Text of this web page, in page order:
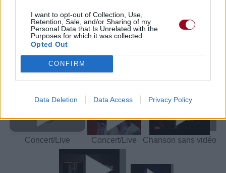
I want to opt-out of Collection, Use,
Retention, Sale, and/or Sharing of my
Personal Data that Is Unrelated with the
Purposes for which it was collected.
Opted Out
CONFIRM
Data Deletion Data Access Privacy Policy
Paroles + Traduction Téléchargement
Commentaires
Voir la vidéo de «Fly On The
Windscreen»
Concert/Live Concert/Live Chanson sans vidéo